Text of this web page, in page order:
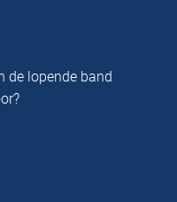
de lopende band